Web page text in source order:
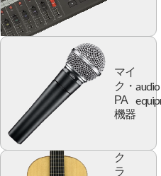
マイ
ク・
PA
機器
audio
ク
ラ